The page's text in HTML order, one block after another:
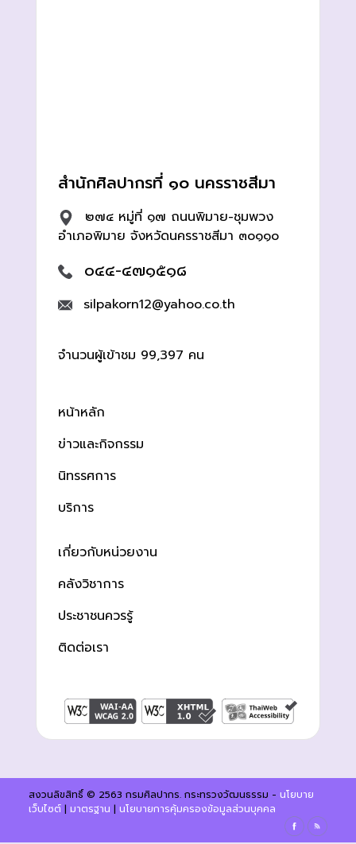
สำนักศิลปากรที่ ๑๐ นครราชสีมา
๒๗๔ หมู่ที่ ๑๗ ถนนพิมาย-ชุมพวง
อำเภอพิมาย จังหวัดนครราชสีมา ๓๐๑๑๐
๐๔๔-๔๗๑๕๑๘
silpakorn12@yahoo.co.th
จำนวนผู้เข้าชม 99,397 คน
หน้าหลัก
ข่าวและกิจกรรม
นิทรรศการ
บริการ
เกี่ยวกับหน่วยงาน
คลังวิชาการ
ประชาชนควรรู้
ติดต่อเรา
สงวนลิขสิทธิ์ © 2563 กรมศิลปากร. กระทรวงวัฒนธรรม - นโยบาย
เว็บไซต์| มาตรฐาน | นโยบายการคุ้มครองข้อมูลส่วนบุคคล